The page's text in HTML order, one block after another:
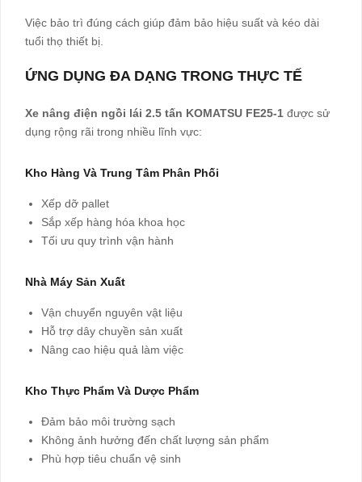
Việc bảo trì đúng cách giúp đảm bảo hiệu suất và kéo dài
tuổi thọ thiết bị.
ỨNG DỤNG ĐA DẠNG TRONG THỰC TẾ
Xe nâng điện ngồi lái 2.5 tấn KOMATSU FE25-1 được sử
dụng rộng rãi trong nhiều lĩnh vực:
Kho Hàng Và Trung Tâm Phân Phối
Xếp dỡ pallet
Sắp xếp hàng hóa khoa học
Tối ưu quy trình vận hành
Nhà Máy Sản Xuất
Vận chuyển nguyên vật liệu
Hỗ trợ dây chuyền sản xuất
Nâng cao hiệu quả làm việc
Kho Thực Phẩm Và Dược Phẩm
Đảm bảo môi trường sạch
Không ảnh hưởng đến chất lượng sản phẩm
Phù hợp tiêu chuẩn vệ sinh